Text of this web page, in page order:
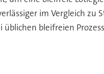
im Vergleich
bleifreien